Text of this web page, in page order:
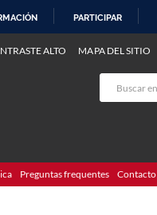
PARTICIPAR
ALTO MAPA DEL SITIO
Preguntas frequentes Contacto